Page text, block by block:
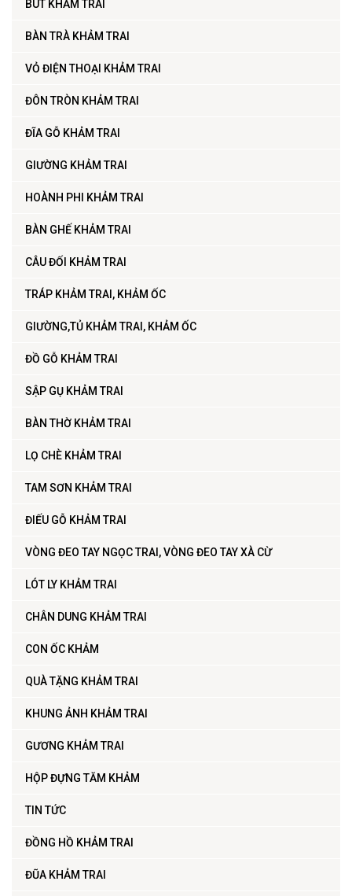
BÚT KHẢM TRAI
BÀN TRÀ KHẢM TRAI
VỎ ĐIỆN THOẠI KHẢM TRAI
ĐÔN TRÒN KHẢM TRAI
ĐĨA GỖ KHẢM TRAI
GIƯỜNG KHẢM TRAI
HOÀNH PHI KHẢM TRAI
BÀN GHẾ KHẢM TRAI
CÂU ĐỐI KHẢM TRAI
TRÁP KHẢM TRAI, KHẢM ỐC
GIƯỜNG,TỦ KHẢM TRAI, KHẢM ỐC
ĐỒ GỖ KHẢM TRAI
SẬP GỤ KHẢM TRAI
BÀN THỜ KHẢM TRAI
LỌ CHÈ KHẢM TRAI
TAM SƠN KHẢM TRAI
ĐIẾU GỖ KHẢM TRAI
VÒNG ĐEO TAY NGỌC TRAI, VÒNG ĐEO TAY XÀ CỪ
LÓT LY KHẢM TRAI
CHÂN DUNG KHẢM TRAI
CON ỐC KHẢM
QUÀ TẶNG KHẢM TRAI
KHUNG ẢNH KHẢM TRAI
GƯƠNG KHẢM TRAI
HỘP ĐỰNG TĂM KHẢM
TIN TỨC
ĐỒNG HỒ KHẢM TRAI
ĐŨA KHẢM TRAI